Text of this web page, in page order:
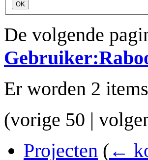
OK
De volgende
Er worden 2
(vorige 50 |
Projecten ( ←